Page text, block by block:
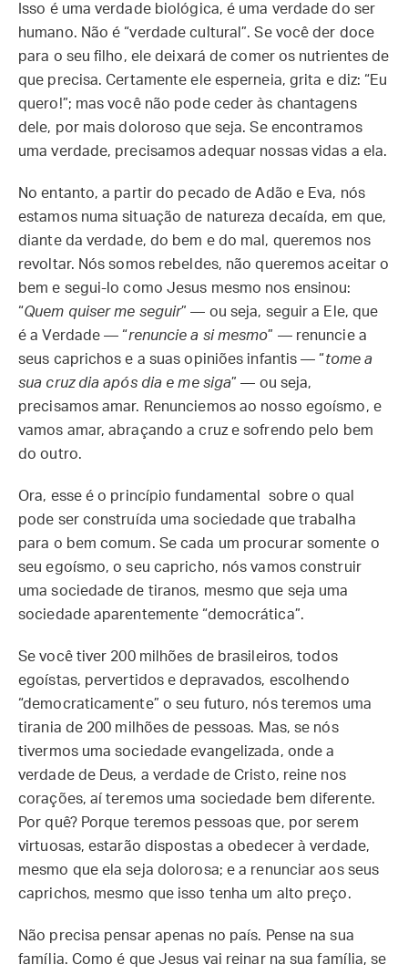
Isso é uma verdade biológica, é uma verdade do ser
humano. Não é “verdade cultural”. Se você der doce
para o seu filho, ele deixará de comer os nutrientes de
que precisa. Certamente ele esperneia, grita e diz: “Eu
quero!”; mas você não pode ceder às chantagens
dele, por mais doloroso que seja. Se encontramos
uma verdade, precisamos adequar nossas vidas a ela.
No entanto, a partir do pecado de Adão e Eva, nós
estamos numa situação de natureza decaída, em que,
diante da verdade, do bem e do mal, queremos nos
revoltar. Nós somos rebeldes, não queremos aceitar o
bem e segui-lo como Jesus mesmo nos ensinou:
“Quem quiser me seguir” — ou seja, seguir a Ele, que
é a Verdade — “renuncie a si mesmo” — renuncie a
seus caprichos e a suas opiniões infantis — “tome a
sua cruz dia após dia e me siga” — ou seja,
precisamos amar. Renunciemos ao nosso egoísmo, e
vamos amar, abraçando a cruz e sofrendo pelo bem
do outro.
Ora, esse é o princípio fundamental sobre o qual
pode ser construída uma sociedade que trabalha
para o bem comum. Se cada um procurar somente o
seu egoísmo, o seu capricho, nós vamos construir
uma sociedade de tiranos, mesmo que seja uma
sociedade aparentemente “democrática”.
Se você tiver 200 milhões de brasileiros, todos
egoístas, pervertidos e depravados, escolhendo
“democraticamente” o seu futuro, nós teremos uma
tirania de 200 milhões de pessoas. Mas, se nós
tivermos uma sociedade evangelizada, onde a
verdade de Deus, a verdade de Cristo, reine nos
corações, aí teremos uma sociedade bem diferente.
Por quê? Porque teremos pessoas que, por serem
virtuosas, estarão dispostas a obedecer à verdade,
mesmo que ela seja dolorosa; e a renunciar aos seus
caprichos, mesmo que isso tenha um alto preço.
Não precisa pensar apenas no país. Pense na sua
família. Como é que Jesus vai reinar na sua família, se